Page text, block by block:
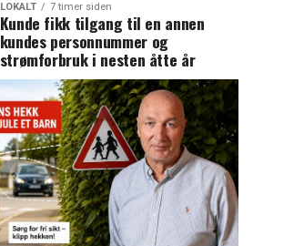
LOKALT 7 timer siden
Kunde fikk tilgang til en annen
kundes personnummer og
strømforbruk i nesten åtte år